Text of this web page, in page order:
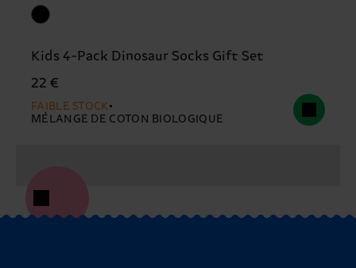
Kids 4-Pack Dinosaur Socks Gift Set
22 €
FAIBLE STOCK
MÉLANGE DE COTON BIOLOGIQUE